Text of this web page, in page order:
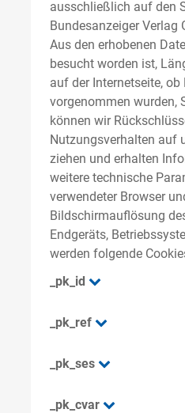
ausschließlich auf den
Bundesanzeiger Verlag
Aus den erhobenen
besucht worden ist,
auf der Internetseite,
vorgenommen wurden,
können wir
Nutzungsverhalten auf
ziehen und erhalten
weitere technische
verwendeter Browser
Bildschirmauflösung
Endgeräts,
werden folgende
_pk_id
_pk_ref
_pk_ses
_pk_cvar